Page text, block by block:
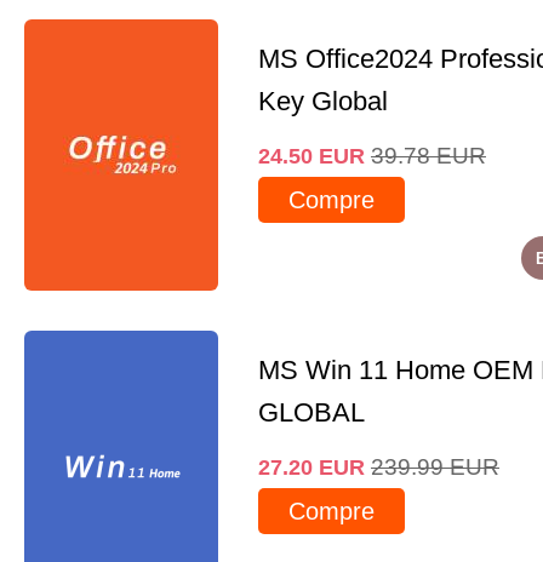
MS Office2024
Key Global
24.50 EUR 39.78 EUR
Compre
MS Win 11 Home OEM
GLOBAL
27.20 EUR 239.99 EUR
Compre